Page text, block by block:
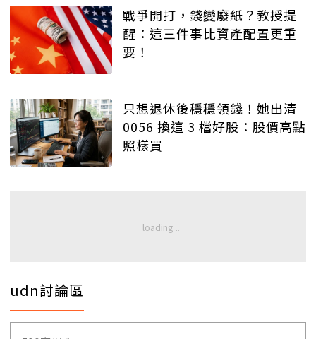
戰爭開打，錢變廢紙？教授提
醒：這三件事比資產配置更重
要！
只想退休後穩穩領錢！她出清
0056 換這 3 檔好股：股價高點
照樣買
udn討論區